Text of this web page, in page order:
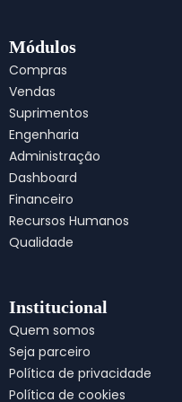
b
o
k
a
r
m
Módulos
Compras
Vendas
Suprimentos
Engenharia
Administração
Dashboard
Financeiro
Recursos Humanos
Qualidade
Institucional
Quem somos
Seja parceiro
Política de privacidade
Política de cookies